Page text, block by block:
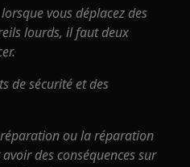
vous déplacez des
lourds, il faut deux
de sécurité et des
ou la réparation
des conséquences sur